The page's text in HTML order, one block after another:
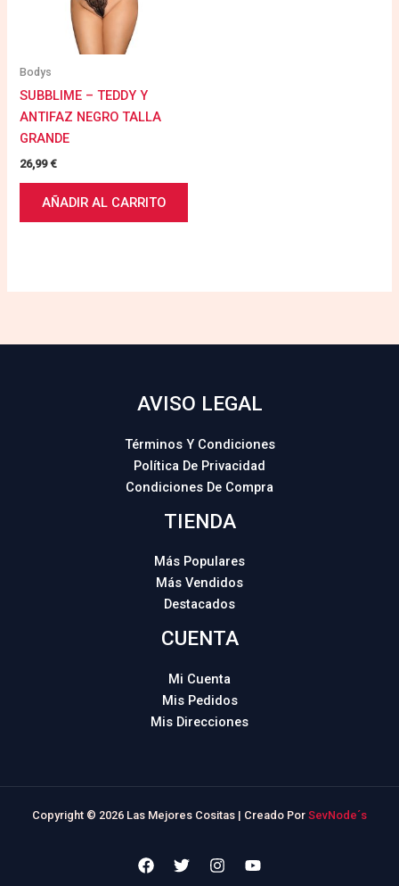
Bodys
SUBBLIME – TEDDY Y
ANTIFAZ NEGRO TALLA
GRANDE
26,99€
AÑADIR AL CARRITO
AVISO LEGAL
Términos Y Condiciones
Política De Privacidad
Condiciones De Compra
TIENDA
Más Populares
Más Vendidos
Destacados
CUENTA
Mi Cuenta
Mis Pedidos
Mis Direcciones
Copyright © 2026 Las Mejores Cositas | Creado Por SevNode´s